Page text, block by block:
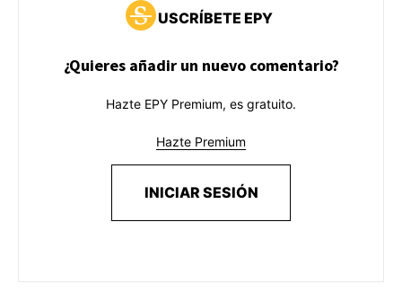
USCRÍBETE EPY
¿Quieres añadir un nuevo comentario?
Hazte EPY Premium, es gratuito.
Hazte Premium
INICIAR SESIÓN